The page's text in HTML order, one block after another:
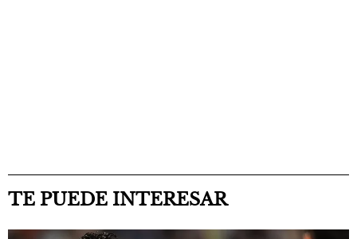
TE PUEDE INTERESAR